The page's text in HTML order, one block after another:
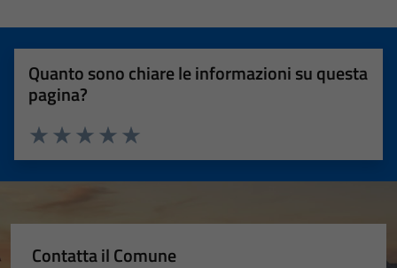
Quanto sono chiare le informazioni su questa
pagina?
Valuta 5 stelle su 5
Valuta 4 stelle su 5
Valuta 3 stelle su 5
Valuta 2 stelle su 5
Valuta 1 stelle su 5
Contatta il Comune